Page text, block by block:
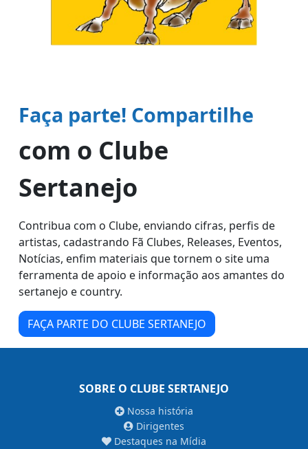
Faça parte! Compartilhe
com o Clube
Sertanejo
Contribua com o Clube, enviando cifras, perfis de
artistas, cadastrando Fã Clubes, Releases, Eventos,
Notícias, enfim materiais que tornem o site uma
ferramenta de apoio e informação aos amantes do
sertanejo e country.
FAÇA PARTE DO CLUBE SERTANEJO
SOBRE O CLUBE SERTANEJO
Nossa história
Dirigentes
Destaques na Mídia